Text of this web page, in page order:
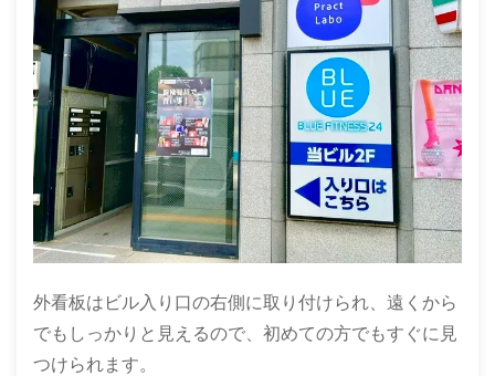
外看板はビル入り口の右側に取り付けられ、遠くから
でもしっかりと見えるので、初めての方でもすぐに見
つけられます。